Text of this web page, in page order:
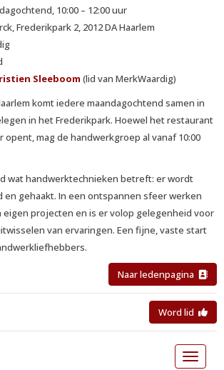
10:00 – 12:00 uur
Frederikpark 2, 2012 DA Haarlem
Sleeboom (lid van MerkWaardig)
komt iedere maandagochtend samen in
in het Frederikpark. Hoewel het restaurant
opent, mag de handwerkgroep al vanaf 10:00
wat handwerktechnieken betreft: er wordt
en gehaakt. In een ontspannen sfeer werken
eigen projecten en is er volop gelegenheid voor
van ervaringen. Een fijne, vaste start
Naar ledenpagina
Word lid
Toggle